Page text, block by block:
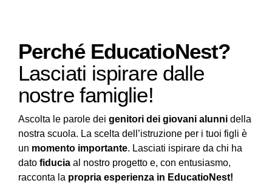
Perché EducatioNest?
Lasciati ispirare dalle
nostre famiglie!
Ascolta le parole dei genitori dei giovani alunni della
nostra scuola. La scelta dell’istruzione per i tuoi figli è
un momento importante. Lasciati ispirare da chi ha
dato fiducia al nostro progetto e, con entusiasmo,
racconta la propria esperienza in EducatioNest!